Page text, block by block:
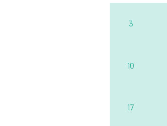
3
10
17